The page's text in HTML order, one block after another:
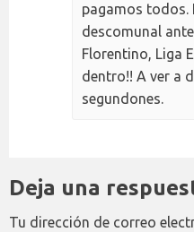
pagamos todos.
descomunal
Florentino, Liga
dentro!! A ver a
segundones.
Deja una
Tu dirección de correo